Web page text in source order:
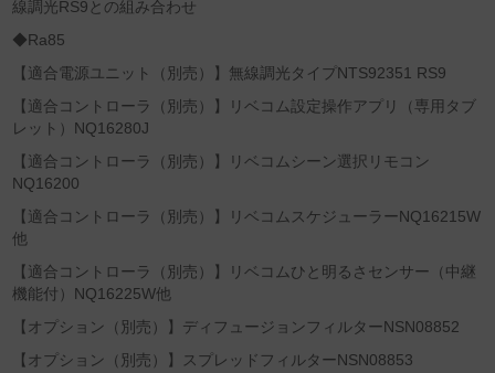
線調光RS9との組み合わせ
◆Ra85
【適合電源ユニット（別売）】無線調光タイプNTS92351 RS9
【適合コントローラ（別売）】リベコム設定操作アプリ（専用タブ
レット）NQ16280J
【適合コントローラ（別売）】リベコムシーン選択リモコン
NQ16200
【適合コントローラ（別売）】リベコムスケジューラーNQ16215W
他
【適合コントローラ（別売）】リベコムひと明るさセンサー（中継
機能付）NQ16225W他
【オプション（別売）】ディフュージョンフィルターNSN08852
【オプション（別売）】スプレッドフィルターNSN08853